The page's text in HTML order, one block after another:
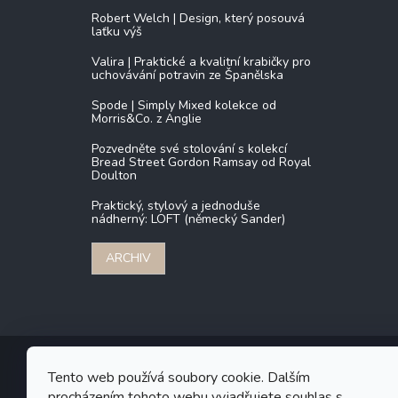
Tento web používá soubory cookie. Dalším
Robert Welch | Design, který posouvá
laťku výš
Valira | Praktické a kvalitní krabičky pro
uchovávání potravin ze Španělska
Spode | Simply Mixed kolekce od
Morris&Co. z Anglie
Pozvedněte své stolování s kolekcí
Bread Street Gordon Ramsay od Royal
Doulton
Praktický, stylový a jednoduše
nádherný: LOFT (německý Sander)
ARCHIV